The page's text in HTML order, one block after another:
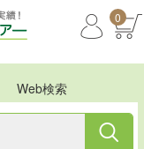
0
Web検索